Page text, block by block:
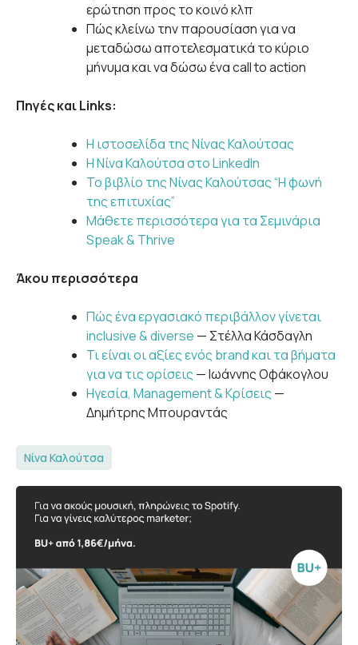
ερώτηση προς το κοινό κλπ
Πώς κλείνω την παρουσίαση για να
μεταδώσω αποτελεσματικά το κύριο
μήνυμα και να δώσω ένα call to action
Πηγές και Links:
Η ιστοσελίδα της Νίνας Καλούτσας
Η Νίνα Καλούτσα στο LinkedIn
Το βιβλίο της Νίνας Καλούτσας “Η φωνή
της επιτυχίας”
Μάθετε περισσότερα για τα Σεμινάρια
Speak & Thrive
Άκου περισσότερα
Πώς ένα εργασιακό περιβάλλον γίνεται
inclusive & diverse — Στέλλα Κάσδαγλη
Τι είναι οι αξίες ενός brand και τα βήματα
για να τις ορίσεις — Ιωάννης Οφάκογλου
Ηγεσία, Management & Κρίσεις —
Δημήτρης Μπουραντάς
Νίνα Καλούτσα